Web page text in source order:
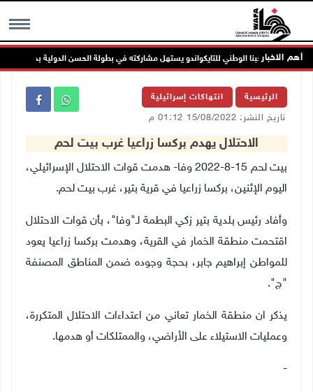
MENU أهم الاخبارمنتخبنا الوطني للتايكواندو يستهل مشاركته في بطولة الحسن الدولية بذهبية وبرونزية
الرئيسية انتهاكات إسرائيلية
تاريخ النشر: 15/08/2022 01:12 م
الاحتلال يهدم بركسا زراعيا غرب بيت لحم
بيت لحم 15-8-2022 وفا- هدمت قوات الاحتلال الإسرائيلي،
اليوم الإثنين، بركسا زراعيا في قرية بتير، غرب بيت لحم.
وأفاد رئيس بلدية بتير زكي البطمة لـ"وفا"، بأن قوات الاحتلال
اقتحمت منطقة الخمار في القرية، وهدمت بركسا زراعيا يعود
للمواطن إبراهيم جابر، بحجة وجوده ضمن المناطق المصنفة
"ج".
يذكر ان منطقة الخمار تعاني من اعتداءات الاحتلال المتكررة،
وعمليات الاستيلاء على الأراضي، والممتلكات أو هدمها.
-